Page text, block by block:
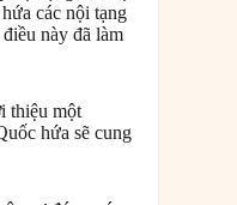
các nội tạng
này đã làm
thiệu một
hứa sẽ cung